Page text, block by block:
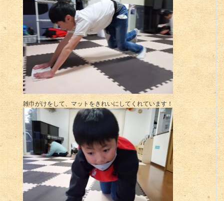
雑巾がけをして、マットをきれいにしてくれています！